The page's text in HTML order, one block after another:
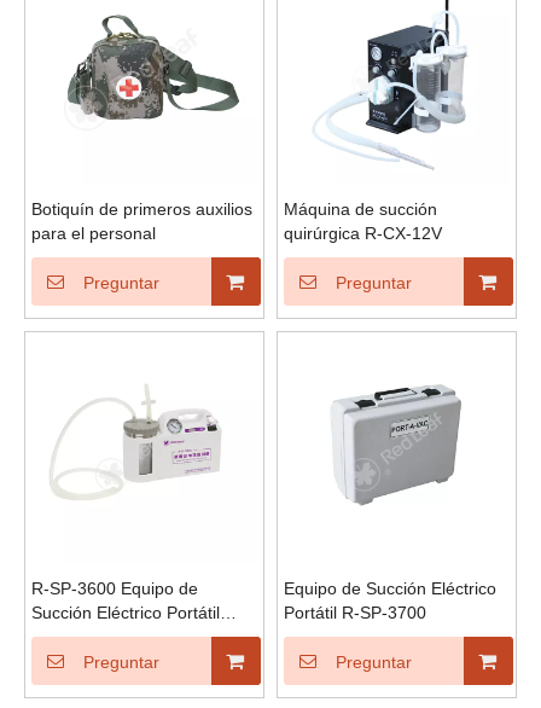
Botiquín de primeros auxilios
para el personal
Preguntar
Máquina de succión
quirúrgica R-CX-12V
Preguntar
R-SP-3600 Equipo de
Succión Eléctrico Portátil
(Neonatal)
Preguntar
Equipo de Succión Eléctrico
Portátil R-SP-3700
Preguntar